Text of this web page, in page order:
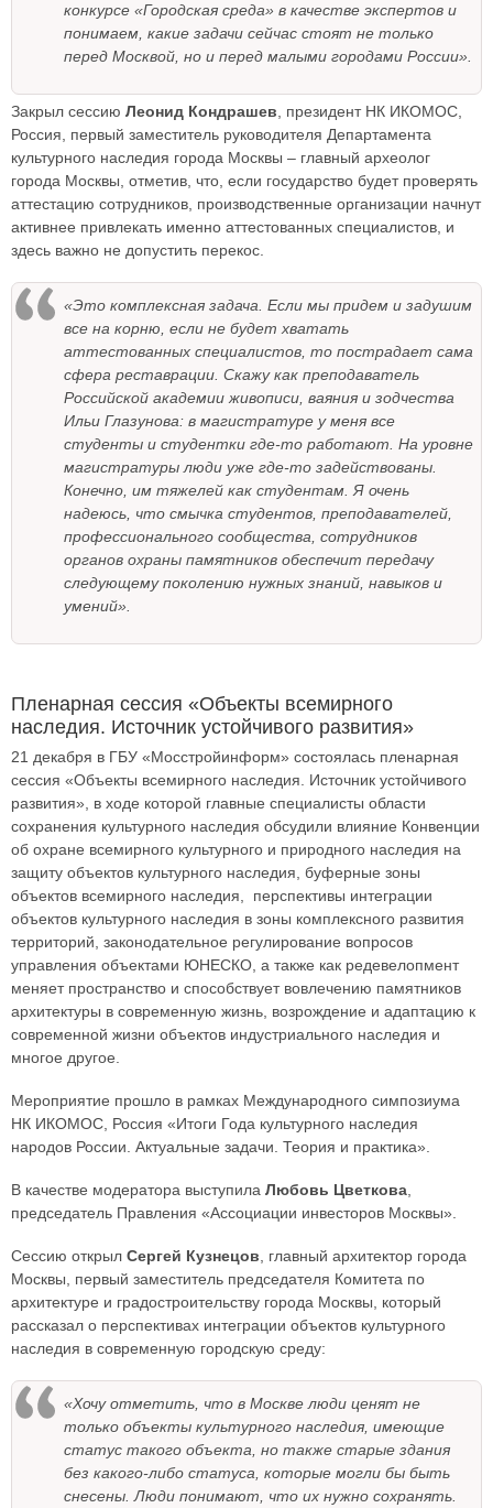
конкурсе «Городская среда» в качестве экспертов и
понимаем, какие задачи сейчас стоят не только
перед Москвой, но и перед малыми городами России».
Закрыл сессию Леонид Кондрашев , президент НК ИКОМОС,
Россия, первый заместитель руководителя Департамента
культурного наследия города Москвы – главный археолог
города Москвы, отметив, что, если государство будет проверять
аттестацию сотрудников, производственные организации начнут
активнее привлекать именно аттестованных специалистов, и
здесь важно не допустить перекос.
«Это комплексная задача. Если мы придем и задушим
все на корню, если не будет хватать
аттестованных специалистов, то пострадает сама
сфера реставрации. Скажу как преподаватель
Российской академии живописи, ваяния и зодчества
Ильи Глазунова: в магистратуре у меня все
студенты и студентки где-то работают. На уровне
магистратуры люди уже где-то задействованы.
Конечно, им тяжелей как студентам. Я очень
надеюсь, что смычка студентов, преподавателей,
профессионального сообщества, сотрудников
органов охраны памятников обеспечит передачу
следующему поколению нужных знаний, навыков и
умений».
Пленарная сессия «Объекты всемирного
наследия. Источник устойчивого развития»
21 декабря в ГБУ «Мосстройинформ» состоялась пленарная
сессия «Объекты всемирного наследия. Источник устойчивого
развития», в ходе которой главные специалисты области
сохранения культурного наследия обсудили влияние Конвенции
об охране всемирного культурного и природного наследия на
защиту объектов культурного наследия, буферные зоны
объектов всемирного наследия, перспективы интеграции
объектов культурного наследия в зоны комплексного развития
территорий, законодательное регулирование вопросов
управления объектами ЮНЕСКО, а также как редевелопмент
меняет пространство и способствует вовлечению памятников
архитектуры в современную жизнь, возрождение и адаптацию к
современной жизни объектов индустриального наследия и
многое другое.
Мероприятие прошло в рамках Международного симпозиума
НК ИКОМОС, Россия «Итоги Года культурного наследия
народов России. Актуальные задачи. Теория и практика».
В качестве модератора выступила Любовь Цветкова
председатель Правления «Ассоциации инвесторов Москвы».
Сессию открыл Сергей Кузнецов , главный архитектор города
Москвы, первый заместитель председателя Комитета по
архитектуре и градостроительству города Москвы, который
рассказал о перспективах интеграции объектов культурного
наследия в современную городскую среду:
«Хочу отметить, что в Москве люди ценят не
только объекты культурного наследия, имеющие
статус такого объекта, но также старые здания
без какого-либо статуса, которые могли бы быть
снесены. Люди понимают, что их нужно сохранять.